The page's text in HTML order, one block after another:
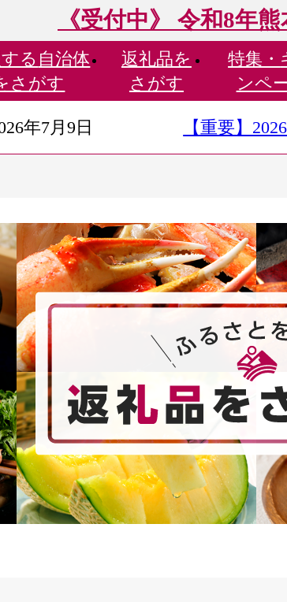
《受付中》 令和8年
る 自治体
さがす
返礼品を
さがす
特集・
ンペ
年7月9日 【重要】